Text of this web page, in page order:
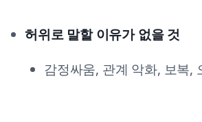
허위로 말할 이유가 없을 것
감정싸움, 관계 악화, 보복,